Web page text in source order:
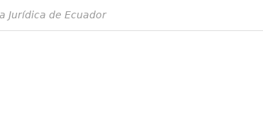
Jurídica de Ecuador